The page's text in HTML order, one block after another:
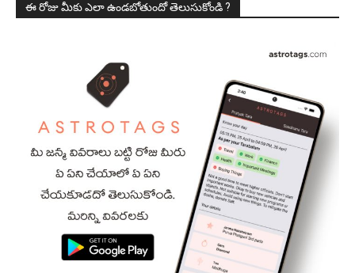
ఈ రోజు మీకు ఎలా ఉండబోతుందో తెలుసుకోండి ?